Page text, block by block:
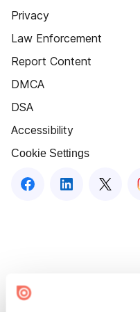
Privacy
Law Enforcement
Report Content
DMCA
DSA
Accessibility
Cookie Settings